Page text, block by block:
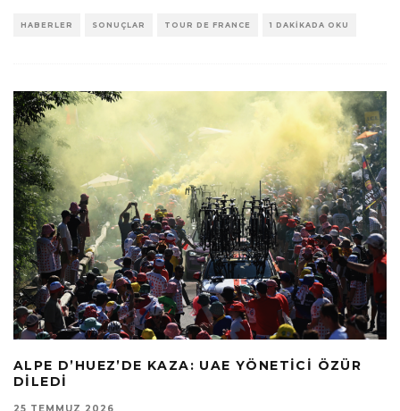
HABERLER SONUÇLAR TOUR DE FRANCE 1 DAKIKADA OKU
ALPE D’HUEZ’DE KAZA: UAE YÖNETICI ÖZÜR
DILEDI